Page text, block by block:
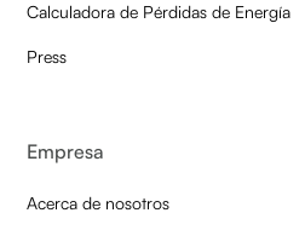
Calculadora de Pérdidas de Energía
Press
Empresa
Acerca de nosotros